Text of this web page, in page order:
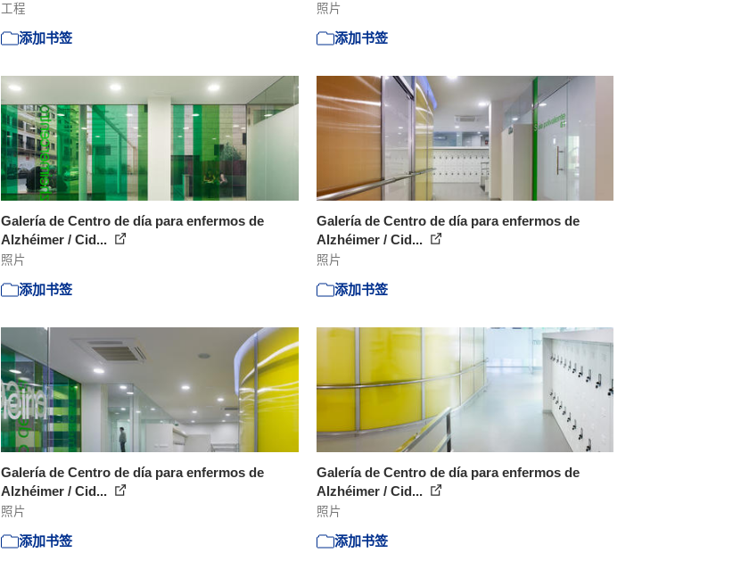
工程
添加书签
照片
添加书签
Galería de Centro de día para enfermos de
Alzhéimer / Cid...
照片
添加书签
Galería de Centro de día para enfermos de
Alzhéimer / Cid...
照片
添加书签
Galería de Centro de día para enfermos de
Alzhéimer / Cid...
照片
添加书签
Galería de Centro de día para enfermos de
Alzhéimer / Cid...
照片
添加书签